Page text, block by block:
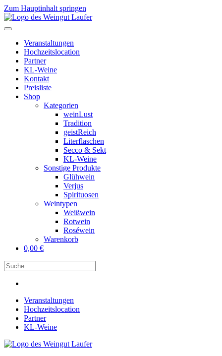
Zum Hauptinhalt springen
Veranstaltungen
Hochzeitslocation
Partner
KL-Weine
Kontakt
Preisliste
Shop
Kategorien
weinLust
Tradition
geistReich
Literflaschen
Secco & Sekt
KL-Weine
Sonstige Produkte
Glühwein
Verjus
Spirituosen
Weintypen
Weißwein
Rotwein
Roséwein
Warenkorb
0,00 €
Veranstaltungen
Hochzeitslocation
Partner
KL-Weine